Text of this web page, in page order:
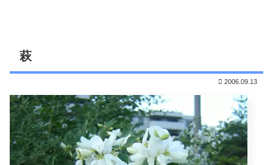
萩
2006.09.13